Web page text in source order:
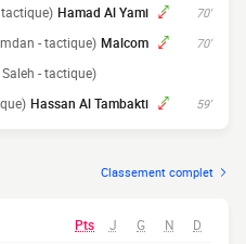
70'
Hamad Al Yami
70'
Malcom
- tactique)
- tactique)
59'
Hassan Al Tambakti
Classement complet
Pts J G N D